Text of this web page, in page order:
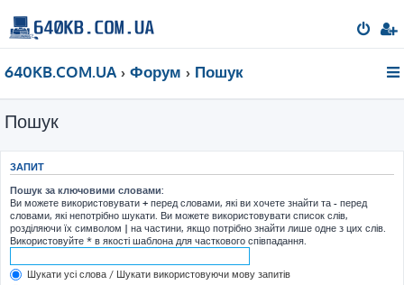
640KB.COM.UA Форум Пошук
Пошук
ЗАПИТ
Пошук за ключовими словами:
Ви можете використовувати + перед словами, які ви хочете знайти та - перед
словами, які непотрібно шукати. Ви можете використовувати список слів,
розділяючи їх символом | на частини, якщо потрібно знайти лише одне з цих слів.
Використовуйте * в якості шаблона для часткового співпадання.
Шукати усі слова / Шукати використовуючи мову запитів